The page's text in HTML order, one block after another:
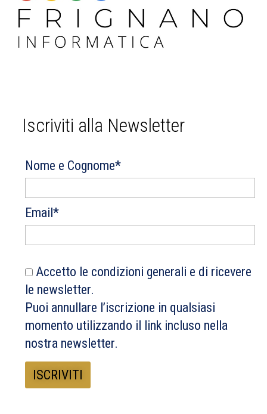
Iscriviti alla Newsletter
Nome e Cognome*
Email*
Accetto le condizioni generali e di ricevere
le newsletter.
Puoi annullare l’iscrizione in qualsiasi
momento utilizzando il link incluso nella
nostra newsletter.